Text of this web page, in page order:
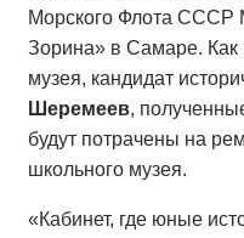
Морского Флота
Зорина» в Самаре. Как
музея, кандидат
Шеремеев,
будут потрачены на
школьного музея.
«Кабинет, где юные